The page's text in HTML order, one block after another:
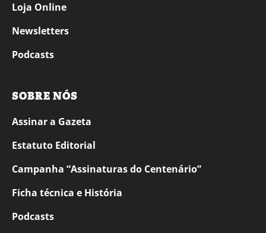
Loja Online
Newsletters
Podcasts
SOBRE NÓS
Assinar a Gazeta
Estatuto Editorial
Campanha “Assinaturas do Centenário”
Ficha técnica e História
Podcasts